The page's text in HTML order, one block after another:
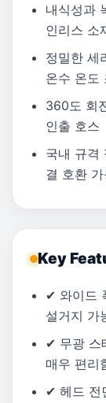
내식성과
인리스 소
정밀한 세
온수 온도
360도 회
인출 호스
국내 규격
결 호환 가
Key
✔ 와이드
설거지 가
✔ 무광 스
매우 편리
✔ 헤드 전